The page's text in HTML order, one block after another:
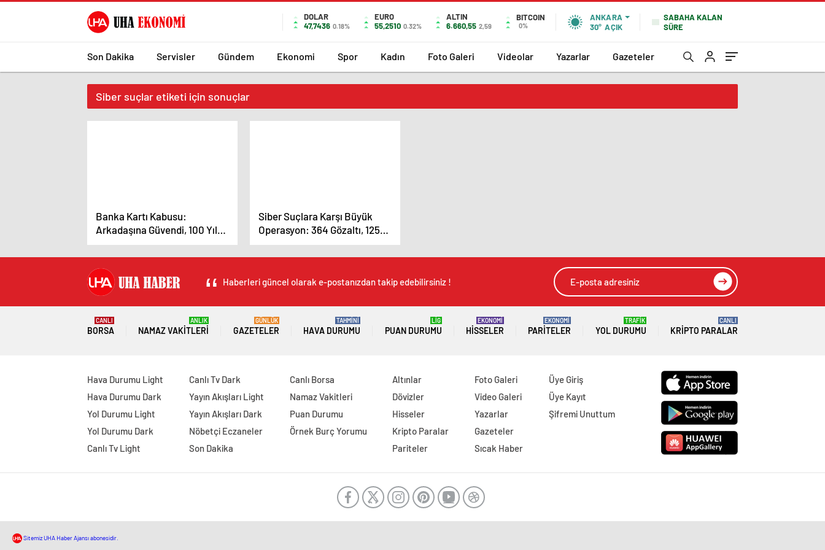
DOLAR
47,7436 0.18%
EURO
55,2510 0.32%
ALTIN
6.660,55 2,59
BITCOIN
0%
ANKARA
30° AÇIK
SABAHA KALAN
SÜRE
Son Dakika Servisler Gündem Ekonomi Spor Kadın Foto Galeri Videolar Yazarlar Gazeteler
Siber suçlar etiketi için sonuçlar
Banka Kartı Kabusu:
Arkadaşına Güvendi, 100 Yıl
Hapisle Yargılanıyor
Siber Suçlara Karşı Büyük
Operasyon: 364 Gözaltı, 125
Tutuklama
Haberleri güncel olarak e-postanızdan takip edebilirsiniz !
BORSA
CANLI
NAMAZ VAKITLERI
ANLIK
GAZETELER
GÜNLÜK
HAVA DURUMU
TAHMİNİ
PUAN DURUMU
LİG
HISSELER
EKONOMİ
PARITELER
EKONOMİ
YOL DURUMU
TRAFİK
KRIPTO PARALAR
CANLI
Hava Durumu Light
Hava Durumu Dark
Yol Durumu Light
Yol Durumu Dark
Canlı Tv Light
Canlı Tv Dark
Yayın Akışları Light
Yayın Akışları Dark
Nöbetçi Eczaneler
Son Dakika
Canlı Borsa
Namaz Vakitleri
Puan Durumu
Örnek Burç Yorumu
Altınlar
Dövizler
Hisseler
Kripto Paralar
Pariteler
Foto Galeri
Video Galeri
Yazarlar
Gazeteler
Sıcak Haber
Üye Giriş
Üye Kayıt
Şifremi Unuttum
Sitemiz UHA Haber Ajansı abonesidir.